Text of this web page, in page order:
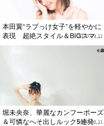
本田翼“ラブっけ女子”を軽やかに
表現 超絶スタイル＆BIGスマ...
2020.09.11
堀未央奈、華麗なカンフーポーズ
＆可憐なへそ出しルック5連発...
2020.08.11